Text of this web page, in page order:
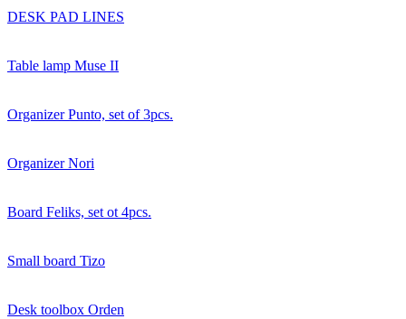
DESK PAD LINES
Table lamp Muse II
Organizer Punto, set of 3pcs.
Organizer Nori
Board Feliks, set ot 4pcs.
Small board Tizo
Desk toolbox Orden